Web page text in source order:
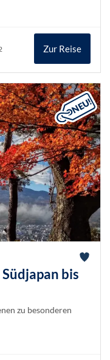
Zur Reise
bis
zu besonderen